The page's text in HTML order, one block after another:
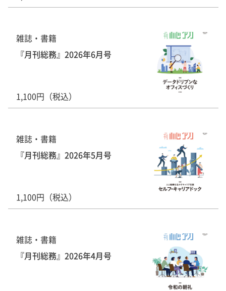
雑誌・書籍
『月刊総務』2026年6月号
1,100円（税込）
雑誌・書籍
『月刊総務』2026年5月号
1,100円（税込）
雑誌・書籍
『月刊総務』2026年4月号